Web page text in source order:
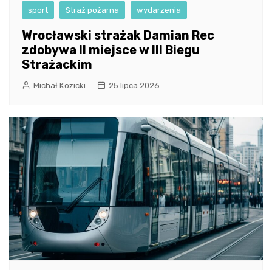
sport Straż pożarna wydarzenia
Wrocławski strażak Damian Rec
zdobywa II miejsce w III Biegu
Strażackim
Michał Kozicki 25 lipca 2026